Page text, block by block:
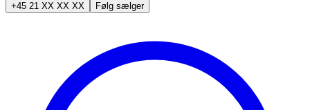
+45 21 XX XX XX Følg sælger